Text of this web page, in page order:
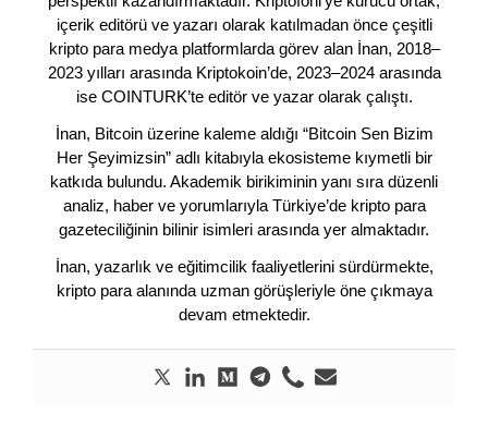
içerik editörü ve yazarı olarak katılmadan önce çeşitli
kripto para medya platformlarda görev alan İnan, 2018–
2023 yılları arasında Kriptokoin’de, 2023–2024 arasında
ise COINTURK’te editör ve yazar olarak çalıştı.
İnan, Bitcoin üzerine kaleme aldığı “Bitcoin Sen Bizim
Her Şeyimizsin” adlı kitabıyla ekosisteme kıymetli bir
katkıda bulundu. Akademik birikiminin yanı sıra düzenli
analiz, haber ve yorumlarıyla Türkiye’de kripto para
gazeteciliğinin bilinir isimleri arasında yer almaktadır.
İnan, yazarlık ve eğitimcilik faaliyetlerini sürdürmekte,
kripto para alanında uzman görüşleriyle öne çıkmaya
devam etmektedir.